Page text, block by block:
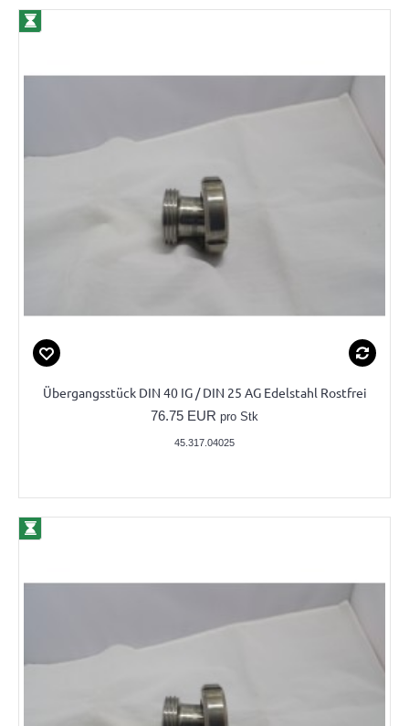
Übergangsstück DIN 40 IG / DIN 25 AG Edelstahl Rostfrei
76.75 EUR pro Stk
45.317.04025